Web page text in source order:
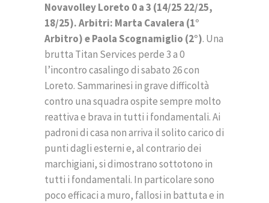
Novavolley Loreto 0 a 3 (14/25 22/25,
18/25). Arbitri: Marta Cavalera (1°
Arbitro) e Paola Scognamiglio (2°). Una
brutta Titan Services perde 3 a 0
l’incontro casalingo di sabato 26 con
Loreto. Sammarinesi in grave difficoltà
contro una squadra ospite sempre molto
reattiva e brava in tutti i fondamentali. Ai
padroni di casa non arriva il solito carico di
punti dagli esterni e, al contrario dei
marchigiani, si dimostrano sottotono in
tutti i fondamentali. In particolare sono
poco efficaci a muro, fallosi in battuta e in